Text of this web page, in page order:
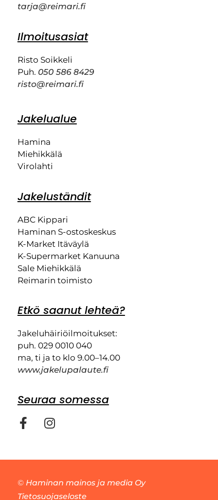
tarja@reimari.fi
Ilmoitusasiat
Risto Soikkeli
Puh. 050 586 8429
risto@reimari.fi
Jakelualue
Hamina
Miehikkälä
Virolahti
Jakeluständit
ABC Kippari
Haminan S-ostoskeskus
K-Market Itäväylä
K-Supermarket Kanuuna
Sale Miehikkälä
Reimarin toimisto
Etkö saanut lehteä?
Jakeluhäiriöilmoitukset:
puh. 029 0010 040
ma, ti ja to klo 9.00–14.00
www.jakelupalaute.fi
Seuraa somessa
© Haminan mainos ja media Oy
Tietosuojaseloste